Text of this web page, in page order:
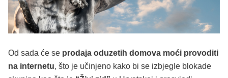
Od sada će se prodaja oduzetih domova moći provoditi
na internetu, što je učinjeno kako bi se izbjegle blokade